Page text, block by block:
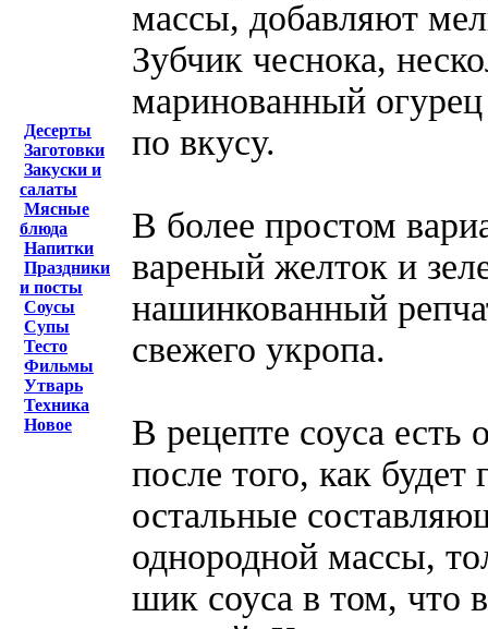
Десерты
Заготовки
Закуски и
салаты
Мясные
блюда
Напитки
Праздники
и посты
Соусы
Супы
Тесто
Фильмы
Утварь
Техника
Новое
массы, добавляют
Зубчик чеснока,
маринованный
по вкусу.
В более простом
вареный желток и
нашинкованный
свежего укропа.
В рецепте соуса есть
после того, как будет
остальные
однородной массы,
шик соуса в том, что